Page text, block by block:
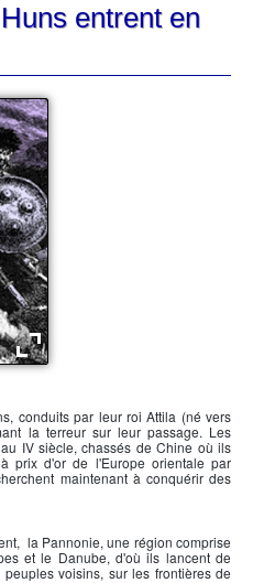
entrent en
, conduits par leur roiAttila (né vers
la terreur sur leur passage. Les
IV siècle, chassés de Chine où ils
prix d'or de l'Europe orientale par
maintenant à conquérir des
la Pannonie, une région comprise
et le Danube, d'où ils lancent de
voisins, sur les frontières de